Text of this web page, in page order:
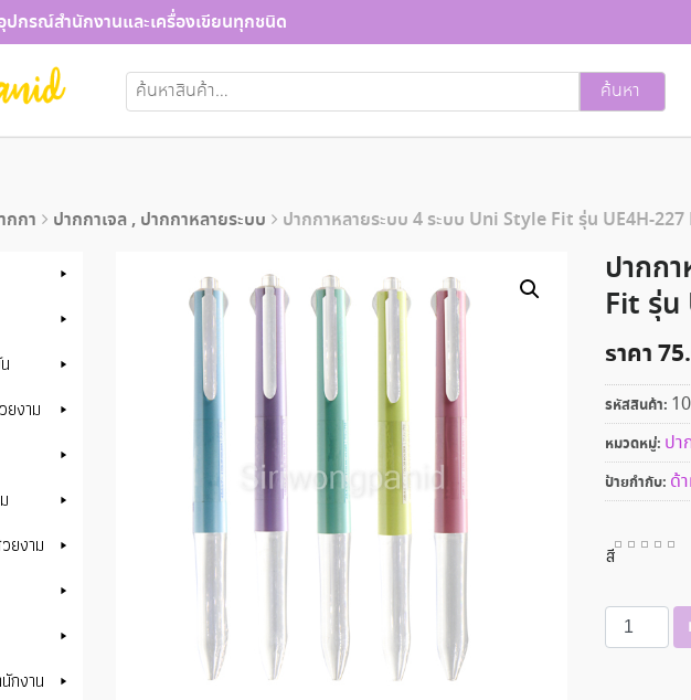
กรณ์สำนักงานและเครื่องเขียนทุกชนิด
ค้นหา: ค้นหา
กกา ปากกาเจล , ปากกาหลายระบบ ปากกาหลายระบบ 4 ระบบ Uni Style Fit รุ่น UE4H-227
ปากก
Fit รุ่น
ราคา
รหัสสินค้า:
หมวดหมู่: ปา
ป้ายกำกับ: ด้
สี
จำนวน
ปากกา
งาม
ยงาม
กงาน